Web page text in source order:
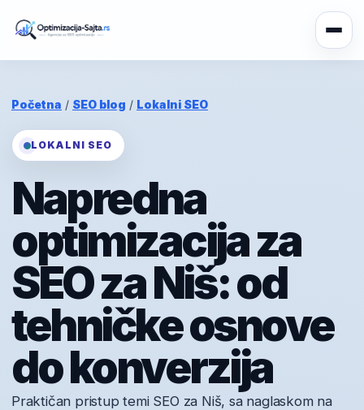
Početna / SEO blog / Lokalni SEO
LOKALNI SEO
Napredna
optimizacija za
SEO za Niš: od
tehničke osnove
do konverzija
Praktičan pristup temi SEO za Niš, sa naglaskom na